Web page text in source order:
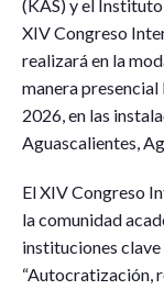
(KAS) y el
XIV Congreso
realizará en la
manera
2026, en las
Aguascalientes,
El XIV Congreso
la comunidad
instituciones
“Autocratización,